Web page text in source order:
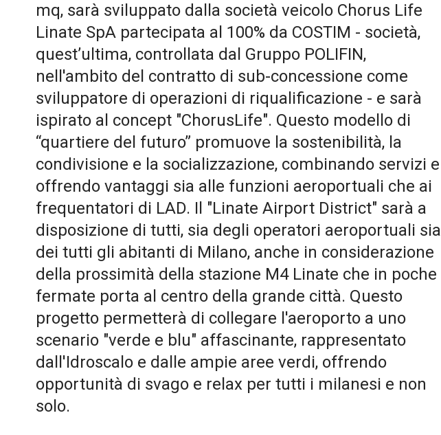
mq, sarà sviluppato dalla società veicolo Chorus Life
Linate SpA partecipata al 100% da COSTIM - società,
quest’ultima, controllata dal Gruppo POLIFIN,
nell'ambito del contratto di sub-concessione come
sviluppatore di operazioni di riqualificazione - e sarà
ispirato al concept "ChorusLife". Questo modello di
“quartiere del futuro” promuove la sostenibilità, la
condivisione e la socializzazione, combinando servizi e
offrendo vantaggi sia alle funzioni aeroportuali che ai
frequentatori di LAD. Il "Linate Airport District" sarà a
disposizione di tutti, sia degli operatori aeroportuali sia
dei tutti gli abitanti di Milano, anche in considerazione
della prossimità della stazione M4 Linate che in poche
fermate porta al centro della grande città. Questo
progetto permetterà di collegare l'aeroporto a uno
scenario "verde e blu" affascinante, rappresentato
dall'Idroscalo e dalle ampie aree verdi, offrendo
opportunità di svago e relax per tutti i milanesi e non
solo.